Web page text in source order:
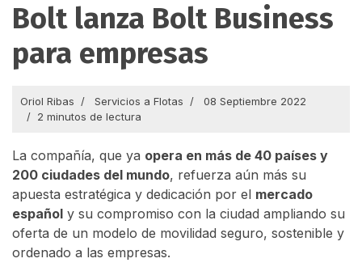
Bolt lanza Bolt Business
para empresas
Oriol Ribas Servicios a Flotas
08 Septiembre 2022
2 minutos de lectura
La compañía, que ya opera en más de 40 países y
200 ciudades del mundo, refuerza aún más su
apuesta estratégica y dedicación por el mercado
español y su compromiso con la ciudad ampliando su
oferta de un modelo de movilidad seguro, sostenible y
ordenado a las empresas.